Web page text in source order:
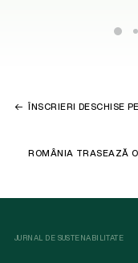
ÎNSCRIERI DESCHISE
ROMÂNIA TRASEAZĂ
JURNAL DE SUSTENABILITATE